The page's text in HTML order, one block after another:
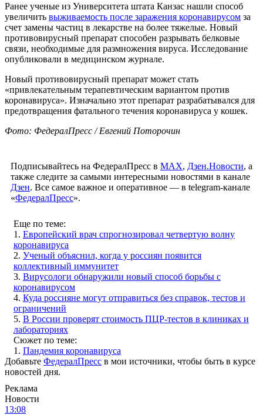
Ранее ученые из Университета штата Канзас нашли способ
увеличить выживаемость после заражения коронавирусом за
счет замены частиц в лекарстве на более тяжелые. Новый
противовирусный препарат способен разрывать белковые
связи, необходимые для размножения вируса. Исследование
опубликовали в медицинском журнале.
Новый противовирусный препарат может стать
«привлекательным терапевтическим вариантом против
коронавируса». Изначально этот препарат разрабатывался для
предотвращения фатального течения коронавируса у кошек.
Фото: ФедералПресс / Евгений Поторочин
Подписывайтесь на ФедералПресс в МАХ, Дзен.Новости, а
также следите за самыми интересными новостями в канале
Дзен. Все самое важное и оперативное — в telegram-канале
«ФедералПресс».
Еще по теме:
1. Европейский врач спрогнозировал четвертую волну
коронавируса
2. Ученый объяснил, когда у россиян появится
коллективный иммунитет
3. Вирусологи обнаружили новый способ борьбы с
коронавирусом
4. Куда россияне могут отправиться без справок, тестов и
ограничений
5. В России проверят стоимость ПЦР-тестов в клиниках и
лабораториях
Сюжет по теме:
1. Пандемия коронавируса
Добавьте ФедералПресс в мои источники, чтобы быть в курсе
новостей дня.
Реклама
Новости
13:08